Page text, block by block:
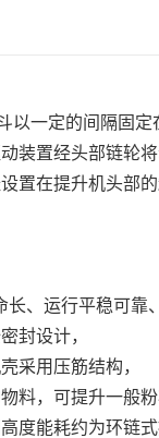
一定的间隔固
装置经头部链轮
置在提升机头部
、运行平稳可
封设计，
采用压筋结构，
料，可提升一般
度能耗约为环链